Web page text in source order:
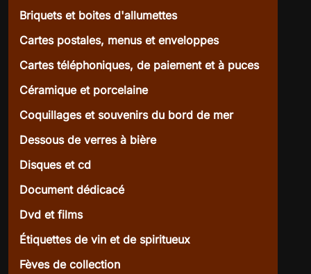
Briquets et boites d'allumettes
Cartes postales, menus et enveloppes
Cartes téléphoniques, de paiement et à puces
Céramique et porcelaine
Coquillages et souvenirs du bord de mer
Dessous de verres à bière
Disques et cd
Document dédicacé
Dvd et films
Étiquettes de vin et de spiritueux
Fèves de collection